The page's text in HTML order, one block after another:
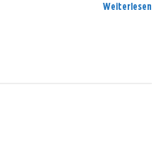
Weiterlesen